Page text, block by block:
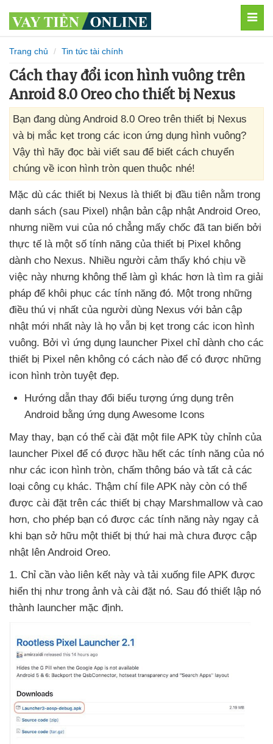
Trang chủ Tin tức tài chính
Cách thay đổi icon hình vuông trên
Anroid 8.0 Oreo cho thiết bị Nexus
Bạn đang dùng Android 8.0 Oreo trên thiết bị Nexus
và bị mắc kẹt trong các icon ứng dụng hình vuông?
Vậy thì hãy đọc bài viết sau để biết cách chuyển
chúng về icon hình tròn quen thuộc nhé!
Mặc dù các thiết bị Nexus là thiết bị đầu tiên nằm trong
danh sách (sau Pixel) nhận bản cập nhật Android Oreo,
nhưng niềm vui của nó chẳng mấy chốc đã tan biến bởi
thực tế là một số tính năng của thiết bị Pixel không
dành cho Nexus. Nhiều người cảm thấy khó chịu về
việc này nhưng không thể làm gì khác hơn là tìm ra giải
pháp để khôi phục các tính năng đó. Một trong những
điều thú vị nhất của người dùng Nexus với bản cập
nhật mới nhất này là họ vẫn bị kẹt trong các icon hình
vuông. Bởi vì ứng dụng launcher Pixel chỉ dành cho các
thiết bị Pixel nên không có cách nào để có được những
icon hình tròn tuyệt đẹp.
Hướng dẫn thay đổi biểu tượng ứng dụng trên
Android bằng ứng dụng Awesome Icons
May thay, bạn có thể cài đặt một file APK tùy chỉnh của
launcher Pixel để có được hầu hết các tính năng của nó
như các icon hình tròn, chấm thông báo và tất cả các
loại công cụ khác. Thậm chí file APK này còn có thể
được cài đặt trên các thiết bị chạy Marshmallow và cao
hơn, cho phép bạn có được các tính năng này ngay cả
khi bạn sở hữu một thiết bị thứ hai mà chưa được cập
nhật lên Android Oreo.
1. Chỉ cần vào liên kết này và tải xuống file APK được
hiển thị như trong ảnh và cài đặt nó. Sau đó thiết lập nó
thành launcher mặc định.